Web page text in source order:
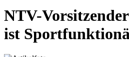
NTV-
ist